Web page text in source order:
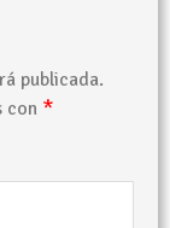
publicada.
con *